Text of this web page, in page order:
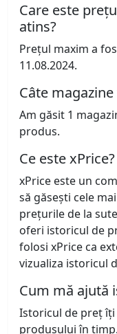
Care este
atins?
Prețul maxim a
11.08.2024.
Câte
Am găsit 1
produs.
Ce este xPrice?
xPrice este un
să găsești cele
prețurile de la
oferi istoricul de
folosi xPrice ca
vizualiza istoricul
Cum mă ajută
Istoricul de preț
produsului în